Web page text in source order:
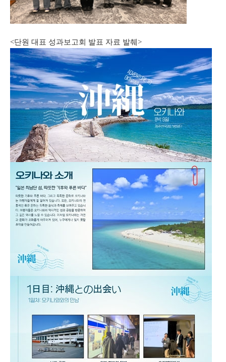
<단원 대표 성과보고회 발표 자료 발췌>